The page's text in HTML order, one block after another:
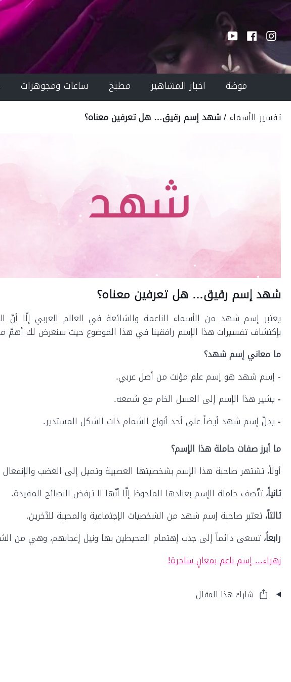
Skip
To
Content
Instagram
Facebook
YouTube
موضة اخبار المشاهير مطبخ ساعات ومجوهرات
تفسير الأسماء /شهد إسم رقيق… هل تعرفين معناه؟
شهد إسم رقيق… هل تعرفين معناه؟
يعتبر إسم شهد من الأسماء الناعمة والشائعة في العالم العربي إلّا
بإكتشاف تفسيرات هذا الإسم رافقينا في هذا الموضوع حيث سنعرض لك أهمّ
ما معاني إسم شهد؟
- إسم شهد هو إسم علم مؤنث من أصل عربي.
- يشير هذا الإسم إلى العسل الخام مع شمعه.
- يدلّ إسم شهد أيضاً على أحد أنواع الشمام ذات الشكل المستدير.
ما أبرز صفات حاملة هذا الإسم؟
أولاً، تشتهر صاحبة هذا الإسم بشخصيتها العصبية وتميل إلى الغضب والإنفعال
ثانياً،تتّصف حاملة الإسم بعنادها الملحوظ إلّا أنّها لا ترفض النصائح المفيدة.
ثالثاً،تعتبر صاحبة إسم شهد من الشخصيات الإجتماعية والمحببة للآخرين.
رابعاً،تسعى دائماً إلى جذب إهتمام المحيطين بها ونيل إعجابهم، وهي من
زهراء... إسم ناعم بمعانٍ ساحرة!
شارك هذا المقال